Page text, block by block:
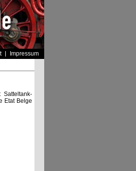
Impressum
Etat Belge